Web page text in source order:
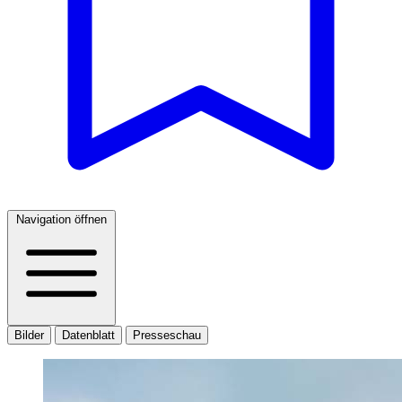
Navigation öffnen
Bilder Datenblatt Presseschau